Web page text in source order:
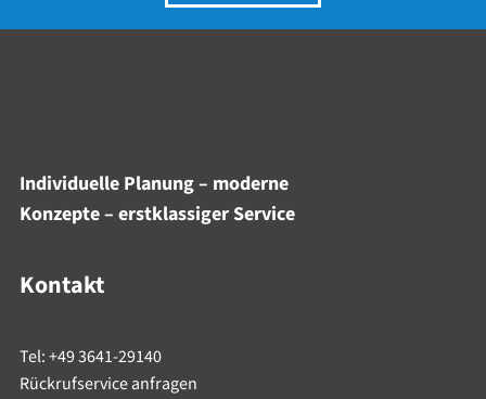
Individuelle Planung – moderne
Konzepte – erstklassiger Service
Kontakt
Tel: +49 3641-29140
Rückrufservice anfragen